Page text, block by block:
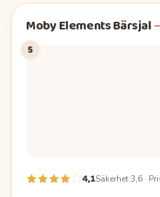
Moby Elements Bärsjal–
5
4,1Säkerhet 3,6 ·